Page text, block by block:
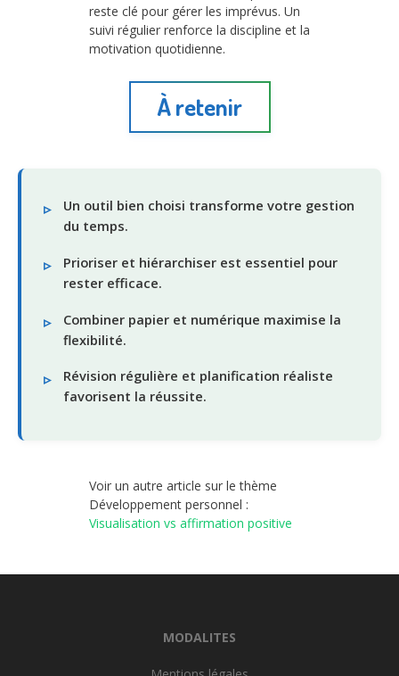
reste clé pour gérer les imprévus. Un
suivi régulier renforce la discipline et la
motivation quotidienne.
À retenir
Un outil bien choisi transforme votre gestion
du temps.
Prioriser et hiérarchiser est essentiel pour
rester efficace.
Combiner papier et numérique maximise la
flexibilité.
Révision régulière et planification réaliste
favorisent la réussite.
Voir un autre article sur le thème
Développement personnel :
Visualisation vs affirmation positive
MODALITES